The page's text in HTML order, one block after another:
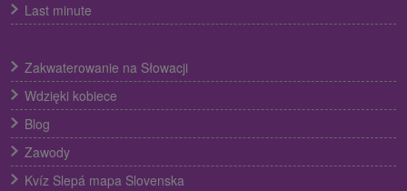
Last minute
Zakwaterowanie na Słowacji
Wdzięki kobiece
Blog
Zawody
Kvíz Slepá mapa Slovenska